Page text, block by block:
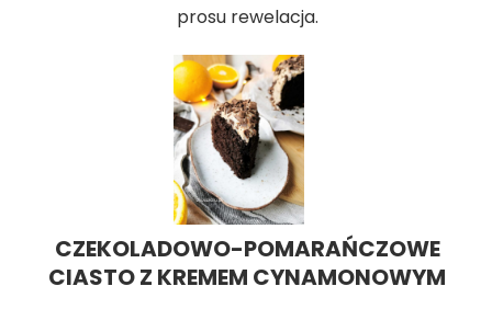
prosu rewelacja.
CZEKOLADOWO-POMARAŃCZOWE
CIASTO Z KREMEM CYNAMONOWYM